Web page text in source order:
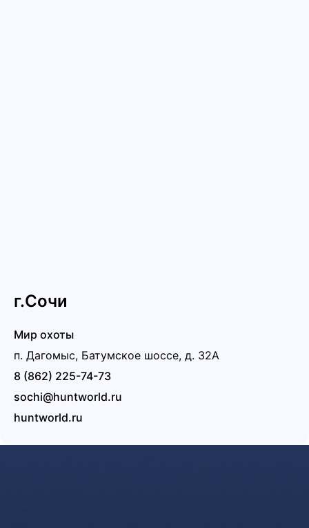
г.Сочи
Мир охоты
п. Дагомыс, Батумское шоссе, д. 32А
8 (862) 225-74-73
sochi@huntworld.ru
huntworld.ru